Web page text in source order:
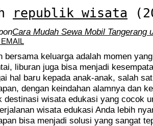
republik wisata
Cara Mudah Sewa Mobil Tangerang
bersama keluarga adalah momen
liburan juga bisa menjadi
hal baru kepada anak-anak, salah
dengan keindahan alamnya dan
destinasi wisata edukasi yang cocok
wisata edukasi Anda lebih
bisa menjadi solusi yang sangat